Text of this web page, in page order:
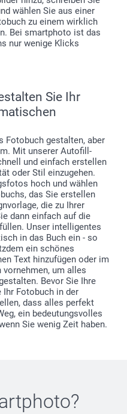
wählen Sie aus einer
zu einem wirklich
Bei smartphoto ist das
nur wenige Klicks
Sie Ihr
Fotobuch gestalten, aber
Mit unserer Autofill-
und einfach erstellen
oder Stil einzugehen.
hoch und wählen
das Sie erstellen
die zu Ihrer
dann einfach auf die
Unser intelligentes
in das Buch ein - so
ein schönes
Text hinzufügen oder im
um alles
Bevor Sie Ihre
Ihr Fotobuch in der
dass alles perfekt
ein bedeutungsvolles
Sie wenig Zeit haben.
?